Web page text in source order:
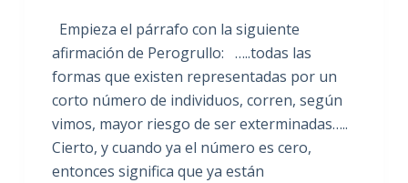
Empieza el párrafo con la siguiente
afirmación de Perogrullo: …..todas las
formas que existen representadas por un
corto número de individuos, corren, según
vimos, mayor riesgo de ser exterminadas…..
Cierto, y cuando ya el número es cero,
entonces significa que ya están